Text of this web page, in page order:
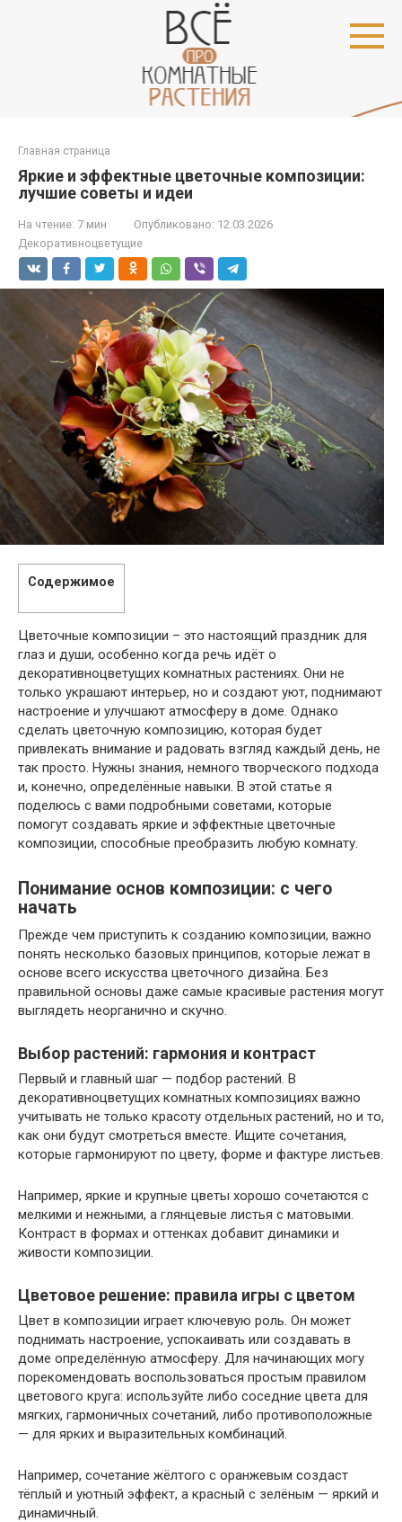
Главная страница
Яркие и эффектные цветочные композиции:
лучшие советы и идеи
На чтение: 7 мин Опубликовано: 12.03.2026
Декоративноцветущие
Содержимое
Цветочные композиции – это настоящий праздник для
глаз и души, особенно когда речь идёт о
декоративноцветущих комнатных растениях. Они не
только украшают интерьер, но и создают уют, поднимают
настроение и улучшают атмосферу в доме. Однако
сделать цветочную композицию, которая будет
привлекать внимание и радовать взгляд каждый день, не
так просто. Нужны знания, немного творческого подхода
и, конечно, определённые навыки. В этой статье я
поделюсь с вами подробными советами, которые
помогут создавать яркие и эффектные цветочные
композиции, способные преобразить любую комнату.
Понимание основ композиции: с чего
начать
Прежде чем приступить к созданию композиции, важно
понять несколько базовых принципов, которые лежат в
основе всего искусства цветочного дизайна. Без
правильной основы даже самые красивые растения могут
выглядеть неорганично и скучно.
Выбор растений: гармония и контраст
Первый и главный шаг — подбор растений. В
декоративноцветущих комнатных композициях важно
учитывать не только красоту отдельных растений, но и то,
как они будут смотреться вместе. Ищите сочетания,
которые гармонируют по цвету, форме и фактуре листьев.
Например, яркие и крупные цветы хорошо сочетаются с
мелкими и нежными, а глянцевые листья с матовыми.
Контраст в формах и оттенках добавит динамики и
живости композиции.
Цветовое решение: правила игры с цветом
Цвет в композиции играет ключевую роль. Он может
поднимать настроение, успокаивать или создавать в
доме определённую атмосферу. Для начинающих могу
порекомендовать воспользоваться простым правилом
цветового круга: используйте либо соседние цвета для
мягких, гармоничных сочетаний, либо противоположные
— для ярких и выразительных комбинаций.
Например, сочетание жёлтого с оранжевым создаст
тёплый и уютный эффект, а красный с зелёным — яркий и
динамичный.